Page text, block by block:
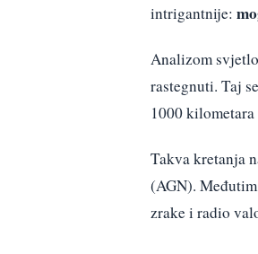
intrigantnije:
Analizom
rastegnuti. Taj
1000
Takva kretanja
(AGN).
zrake i radio